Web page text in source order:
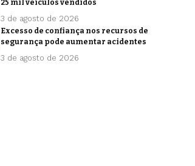
25 mil veículos vendidos
3 de agosto de 2026
Excesso de confiança nos recursos de
segurança pode aumentar acidentes
3 de agosto de 2026